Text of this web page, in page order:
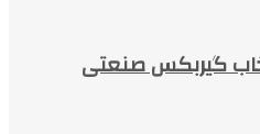
گیربکس صنعتی